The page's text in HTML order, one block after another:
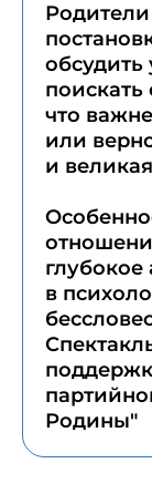
обсудить
что
или
и
глубокое
в
Родины"